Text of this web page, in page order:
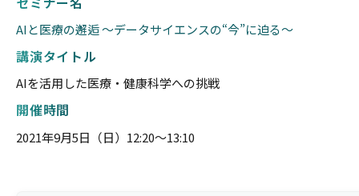
AIと医療の邂逅 〜データサイエンスの“今”に迫る〜
講演タイトル
AIを活用した医療・健康科学への挑戦
開催時間
2021年9月5日（日）12:20～13:10